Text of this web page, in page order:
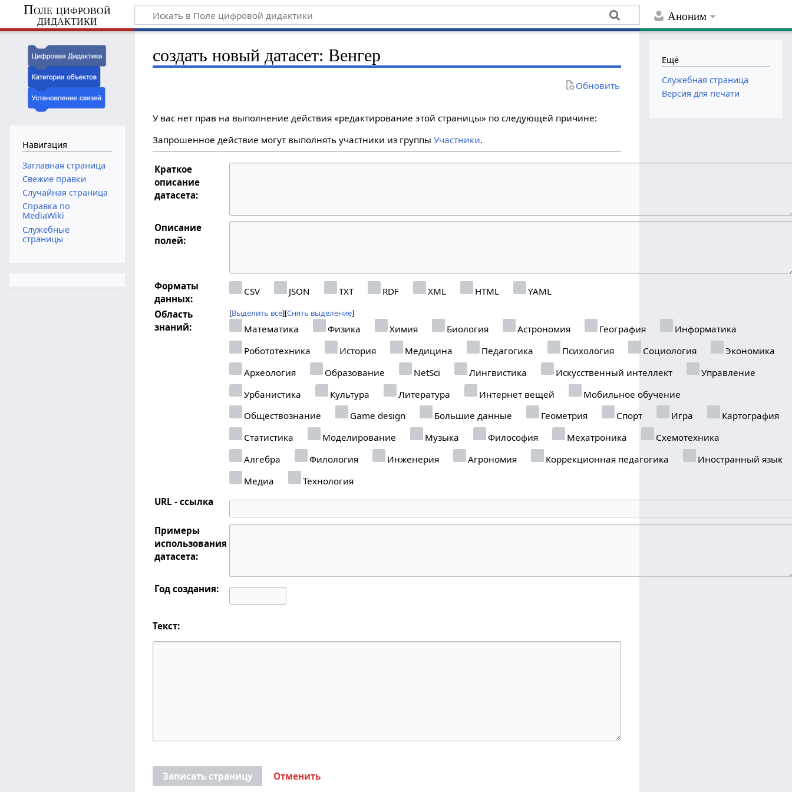
Аноним
Поле цифровой
дидактики
создать новый датасет: Венгер
Обновить
У вас нет прав на выполнение действия «редактирование этой страницы» по следующей причине:
Запрошенное действие могут выполнять участники из группыУчастники.
Краткое
описание
датасета:
Описание
полей:
Форматы
данных:
CSV JSON TXT RDF XML HTML
YAML
Область
знаний:
Выделить все Снять выделение
Математика Физика Химия Биология Астрономия География
Информатика
Робототехника
История Медицина Педагогика Психология Социология
Экономика
Археология
Образование NetSci Лингвистика Искусственный интеллект
Управление
Урбанистика
Культура Литература Интернет вещей
Мобильное обучение
Обществознание
Game design Большие данные Геометрия Спорт Игра
Картография
Статистика
Моделирование Музыка Философия Мехатроника
Схемотехника
Алгебра
Филология Инженерия Агрономия Коррекционная педагогика
Иностранный язык
Медиа
Технология
URL - ссылка
Примеры
использования
датасета:
Год создания:
Текст:
Записать страницу Отменить
Навигация
Заглавная страница
Свежие правки
Случайная страница
Справка по
MediaWiki
Служебные
страницы
Ещё
Служебная страница
Версия для печати